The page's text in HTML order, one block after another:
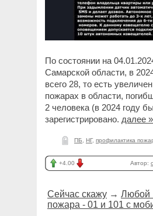
По состоянии на
Самарской области, в
всего 28, то есть
пожарах в области,
2 человека (в 2024 году
зарегистрировано. далее »
ПБ НГ, профилактика
+4.00 Автор:
Сейчас скажу → Любой
пожара - 01 и 101 с